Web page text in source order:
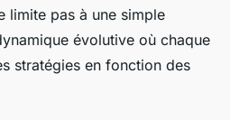
limite pas à une simple
évolutive où chaque
stratégies en fonction des